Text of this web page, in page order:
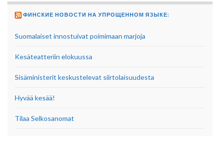
ФИНСКИЕ НОВОСТИ НА УПРОЩЕННОМ ЯЗЫКЕ:
Suomalaiset innostuivat poimimaan marjoja
Kesäteatteriin elokuussa
Sisäministerit keskustelevat siirtolaisuudesta
Hyvää kesää!
Tilaa Selkosanomat